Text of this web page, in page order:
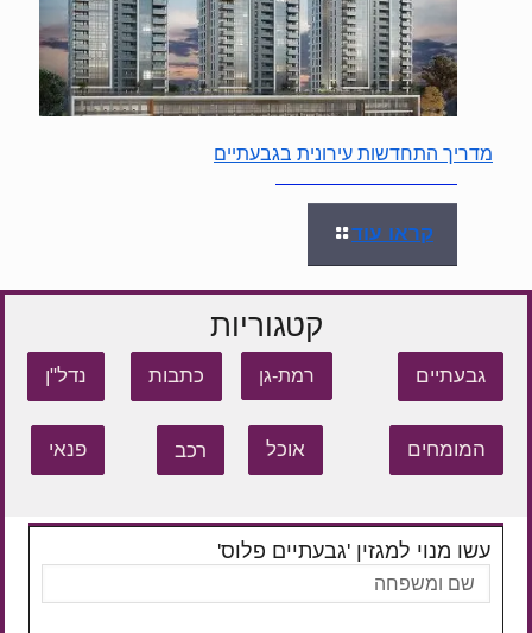
מדריך התחדשות עירונית בגבעתיים
קראו עוד
קטגוריות
גבעתיים רמת-גן כתבות נדל"ן
המומחים אוכל רכב פנאי
עשו מנוי למגזין 'גבעתיים פלוס'